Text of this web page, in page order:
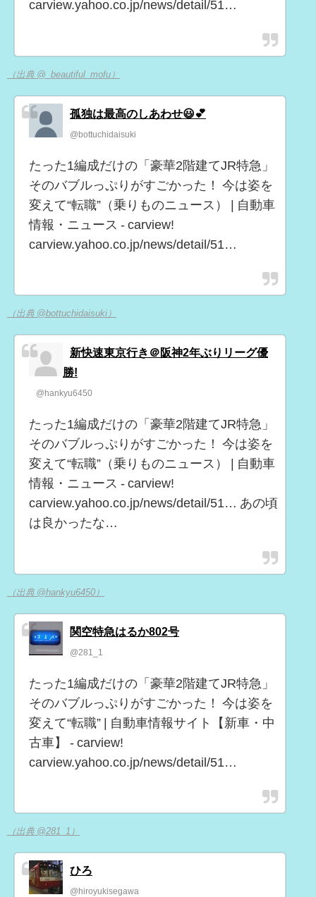
carview.yahoo.co.jp/news/detail/51…
（出典 @_beautiful_mofu）
孤独は最高のしあわせ😃💕
@bottuchidaisuki
たった1編成だけの「豪華2階建てJR特急」
そのバブルっぷりがすごかった！ 今は姿を
変えて“転職”（乗りものニュース） | 自動車
情報・ニュース - carview!
carview.yahoo.co.jp/news/detail/51…
（出典 @bottuchidaisuki）
新快速東京行き＠阪神2年ぶりリーグ優
勝!
@hankyu6450
たった1編成だけの「豪華2階建てJR特急」
そのバブルっぷりがすごかった！ 今は姿を
変えて“転職”（乗りものニュース） | 自動車
情報・ニュース - carview!
carview.yahoo.co.jp/news/detail/51… あの頃
は良かったな…
（出典 @hankyu6450）
関空特急はるか802号
@281_1
たった1編成だけの「豪華2階建てJR特急」
そのバブルっぷりがすごかった！ 今は姿を
変えて“転職” | 自動車情報サイト【新車・中
古車】 - carview!
carview.yahoo.co.jp/news/detail/51…
（出典 @281_1）
ひろ
@hiroyukisegawa